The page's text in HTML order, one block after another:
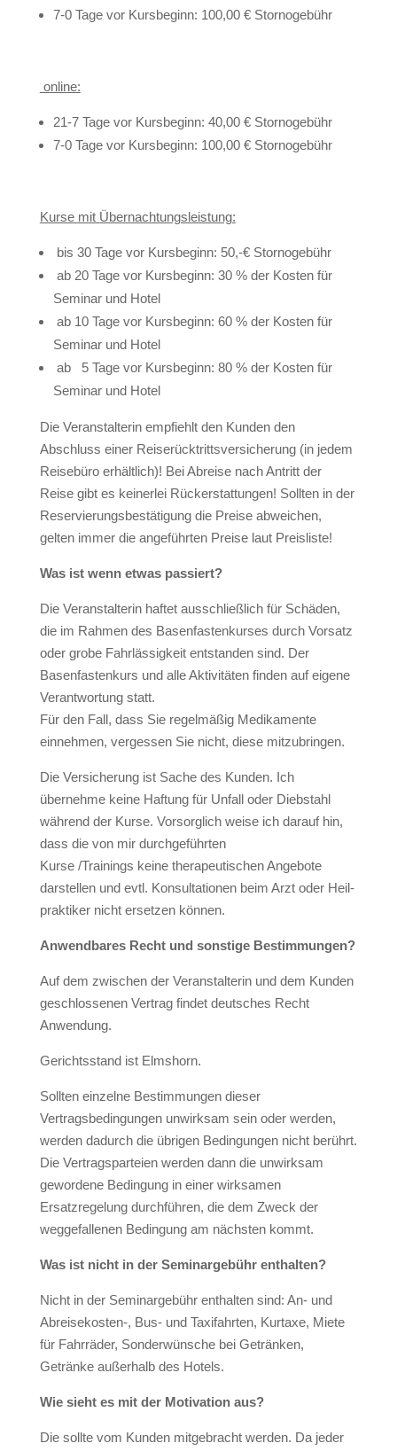
7-0 Tage vor Kursbeginn: 100,00 € Stornogebühr
online:
21-7 Tage vor Kursbeginn: 40,00 € Stornogebühr
7-0 Tage vor Kursbeginn: 100,00 € Stornogebühr
Kurse mit Übernachtungsleistung:
bis 30 Tage vor Kursbeginn: 50,-€ Stornogebühr
ab 20 Tage vor Kursbeginn: 30 % der Kosten für
Seminar und Hotel
ab 10 Tage vor Kursbeginn: 60 % der Kosten für
Seminar und Hotel
ab 5 Tage vor Kursbeginn: 80 % der Kosten für
Seminar und Hotel
Die Veranstalterin empfiehlt den Kunden den
Abschluss einer Reiserücktrittsversicherung (in jedem
Reisebüro erhältlich)! Bei Abreise nach Antritt der
Reise gibt es keinerlei Rückerstattungen! Sollten in der
Reservierungsbestätigung die Preise abweichen,
gelten immer die angeführten Preise laut Preisliste!
Was ist wenn etwas passiert?
Die Veranstalterin haftet ausschließlich für Schäden,
die im Rahmen des Basenfastenkurses durch Vorsatz
oder grobe Fahrlässigkeit entstanden sind. Der
Basenfastenkurs und alle Aktivitäten finden auf eigene
Verantwortung statt.
Für den Fall, dass Sie regelmäßig Medikamente
einnehmen, vergessen Sie nicht, diese mitzubringen.
Die Versicherung ist Sache des Kunden. Ich
übernehme keine Haftung für Unfall oder Diebstahl
während der Kurse. Vorsorglich weise ich darauf hin,
dass die von mir durchgeführten
Kurse /Trainings keine therapeutischen Angebote
darstellen und evtl. Konsultationen beim Arzt oder Heil-
praktiker nicht ersetzen können.
Anwendbares Recht und sonstige Bestimmungen?
Auf dem zwischen der Veranstalterin und dem Kunden
geschlossenen Vertrag findet deutsches Recht
Anwendung.
Gerichtsstand ist Elmshorn.
Sollten einzelne Bestimmungen dieser
Vertragsbedingungen unwirksam sein oder werden,
werden dadurch die übrigen Bedingungen nicht berührt.
Die Vertragsparteien werden dann die unwirksam
gewordene Bedingung in einer wirksamen
Ersatzregelung durchführen, die dem Zweck der
weggefallenen Bedingung am nächsten kommt.
Was ist nicht in der Seminargebühr enthalten?
Nicht in der Seminargebühr enthalten sind: An- und
Abreisekosten-, Bus- und Taxifahrten, Kurtaxe, Miete
für Fahrräder, Sonderwünsche bei Getränken,
Getränke außerhalb des Hotels.
Wie sieht es mit der Motivation aus?
Die sollte vom Kunden mitgebracht werden. Da jeder